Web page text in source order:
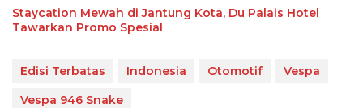
Staycation Mewah di Jantung Kota, Du Palais Hotel
Tawarkan Promo Spesial
Edisi Terbatas Indonesia Otomotif
Vespa
Vespa 946 Snake